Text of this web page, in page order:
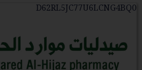
D62RL5JC77U6LCNG4BQ0